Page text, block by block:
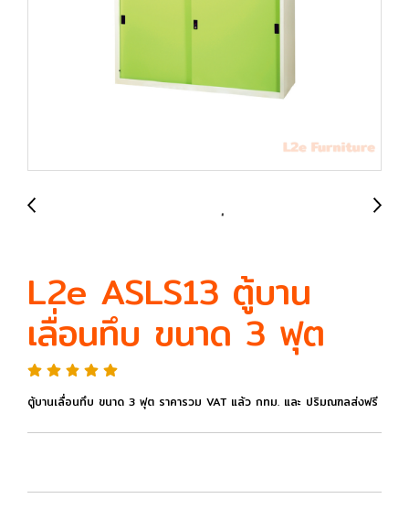
L2e ASLS13 ตู้บาน
เลื่อนทึบ ขนาด 3 ฟุต
ตู้บานเลื่อนทึบ ขนาด 3 ฟุต ราคารวม VAT แล้ว กทม. และ ปริมณฑลส่งฟรี